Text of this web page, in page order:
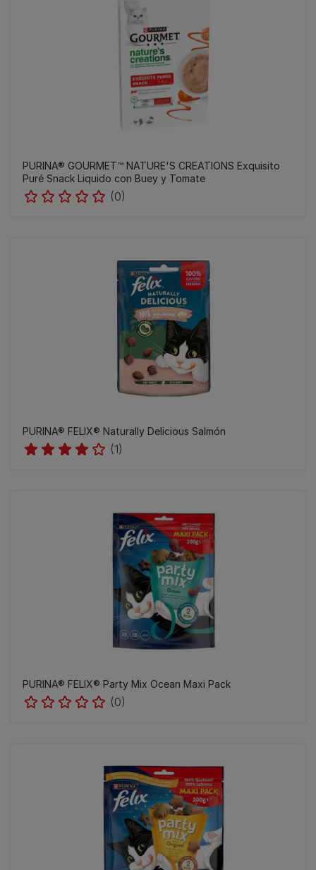
PURINA® GOURMET™ NATURE'S CREATIONS Exquisito
Puré Snack Liquido con Buey y Tomate
(0)
PURINA® FELIX® Naturally Delicious Salmón
(1)
PURINA® FELIX® Party Mix Ocean Maxi Pack
(0)